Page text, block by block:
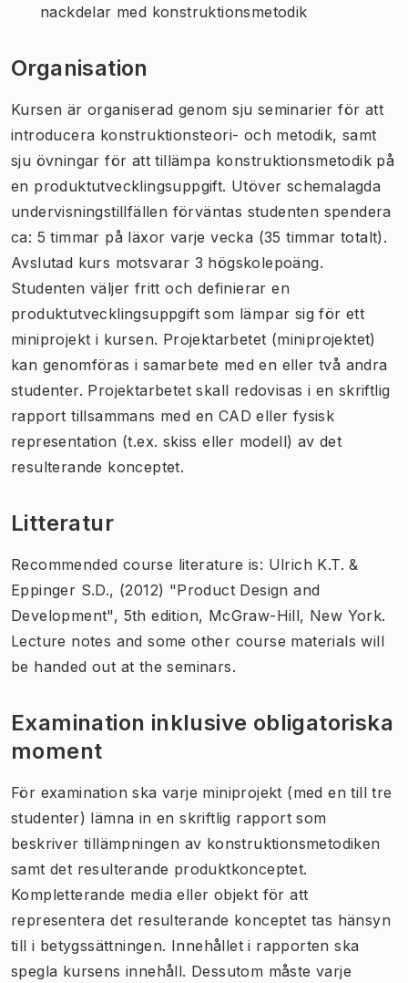
nackdelar med konstruktionsmetodik
Organisation
Kursen är organiserad genom sju seminarier för att
introducera konstruktionsteori- och metodik, samt
sju övningar för att tillämpa konstruktionsmetodik på
en produktutvecklingsuppgift. Utöver schemalagda
undervisningstillfällen förväntas studenten spendera
ca: 5 timmar på läxor varje vecka (35 timmar totalt).
Avslutad kurs motsvarar 3 högskolepoäng.
Studenten väljer fritt och definierar en
produktutvecklingsuppgift som lämpar sig för ett
miniprojekt i kursen. Projektarbetet (miniprojektet)
kan genomföras i samarbete med en eller två andra
studenter. Projektarbetet skall redovisas i en skriftlig
rapport tillsammans med en CAD ​​eller fysisk
representation (t.ex. skiss eller modell) av det
resulterande konceptet.
Litteratur
Recommended course literature is: Ulrich K.T. &
Eppinger S.D., (2012) "Product Design and
Development", 5th edition, McGraw-Hill, New York.
Lecture notes and some other course materials will
be handed out at the seminars.
Examination inklusive obligatoriska
moment
För examination ska varje miniprojekt (med en till tre
studenter) lämna in en skriftlig rapport som
beskriver tillämpningen av konstruktionsmetodiken
samt det resulterande produktkonceptet.
Kompletterande media eller objekt för att
representera det resulterande konceptet tas hänsyn
till i betygssättningen. Innehållet i rapporten ska
spegla kursens innehåll. Dessutom måste varje